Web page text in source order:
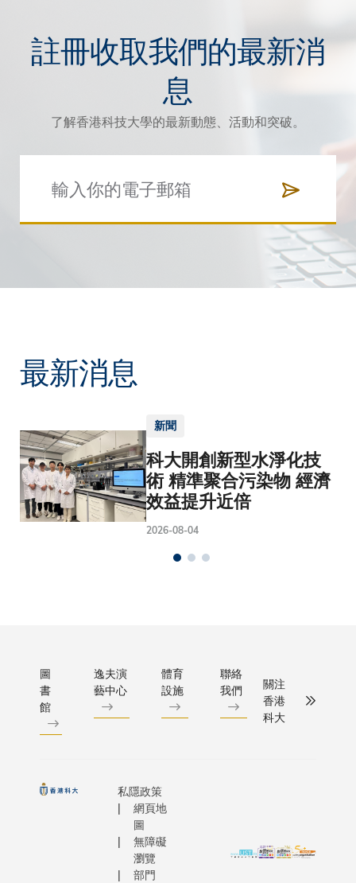
註冊收取我們的最新消
息
了解香港科技大學的最新動態、活動和突破。
最新消息
新聞
科大開創新型水淨化技
術 精準聚合污染物 經濟
效益提升近倍
2026-08-04
圖
書
館
逸夫演
藝中心
體育
設施
聯絡
我們
關注
香港
科大
私隱政策
網頁地
圖
無障礙
瀏覽
部門